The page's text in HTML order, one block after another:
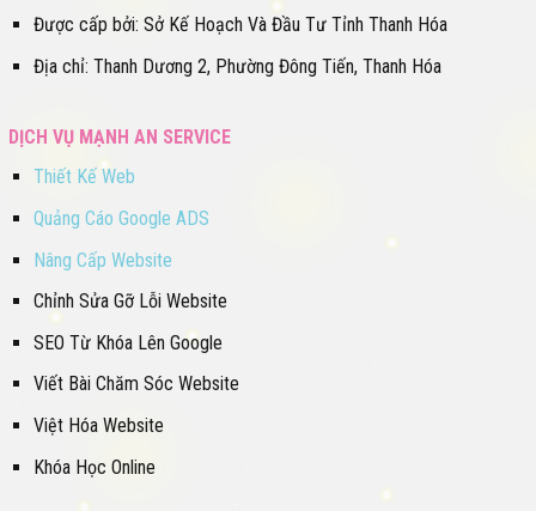
Được cấp bởi: Sở Kế Hoạch Và Đầu Tư Tỉnh Thanh Hóa
Địa chỉ: Thanh Dương 2, Phường Đông Tiến, Thanh Hóa
DỊCH VỤ MẠNH AN SERVICE
Thiết Kế Web
Quảng Cáo Google ADS
Nâng Cấp Website
Chỉnh Sửa Gỡ Lỗi Website
SEO Từ Khóa Lên Google
Viết Bài Chăm Sóc Website
Việt Hóa Website
Khóa Học Online